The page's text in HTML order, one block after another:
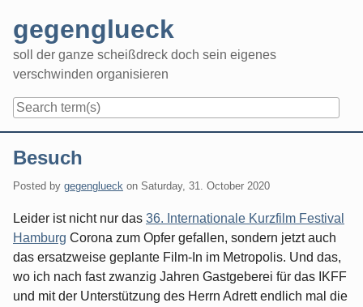
content
gegenglueck
soll der ganze scheißdreck doch sein eigenes
verschwinden organisieren
Besuch
Posted by gegenglueck on Saturday, 31. October 2020
Leider ist nicht nur das 36. Internationale Kurzfilm Festival
Hamburg Corona zum Opfer gefallen, sondern jetzt auch
das ersatzweise geplante Film-In im Metropolis. Und das,
wo ich nach fast zwanzig Jahren Gastgeberei für das IKFF
und mit der Unterstützung des Herrn Adrett endlich mal die